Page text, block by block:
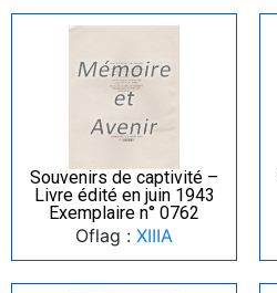
Souvenirs de captivité –
Livre édité en juin 1943
Exemplaire n° 0762
Oflag : XIIIA